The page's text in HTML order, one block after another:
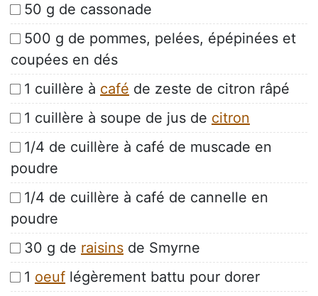
50 g de cassonade
500 g de pommes, pelées, épépinées et
coupées en dés
1 cuillère à café de zeste de citron râpé
1 cuillère à soupe de jus de citron
1/4 de cuillère à café de muscade en
poudre
1/4 de cuillère à café de cannelle en
poudre
30 g de raisins de Smyrne
1 oeuf légèrement battu pour dorer